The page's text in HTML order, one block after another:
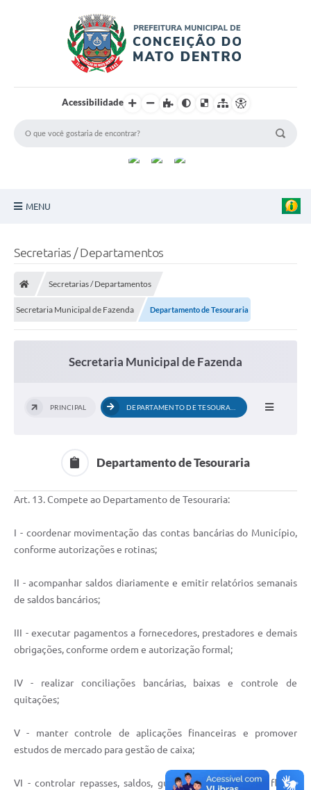
Acessibilidade
MENU
Ouvidoria
Serviços da Secretaria Municipal de Fazenda
SIM - Serviço de Inspeção Muncipal
Regularização Fundiária
Notificações de Penalidades – Decisões
Notificações Ambientais
Notificações Obras e Posturas
Conselho Municipal de Conservação e Defesa do
Secretarias / Departamentos
Secretarias / Departamentos
Secretaria Municipal de Fazenda Departamento de Tesouraria
Secretaria Municipal de Fazenda
PRINCIPAL DEPARTAMENTO DE TESOURARIA
Departamento de Tesouraria
Art. 13. Compete ao Departamento de Tesouraria:
I - coordenar movimentação das contas bancárias do Município,
conforme autorizações e rotinas;
II - acompanhar saldos diariamente e emitir relatórios semanais
de saldos bancários;
III - executar pagamentos a fornecedores, prestadores e demais
obrigações, conforme ordem e autorização formal;
IV - realizar conciliações bancárias, baixas e controle de
quitações;
V - manter controle de aplicações financeiras e promover
estudos de mercado para gestão de caixa;
VI - controlar repasses, saldos, guias e regularidade de fluxos